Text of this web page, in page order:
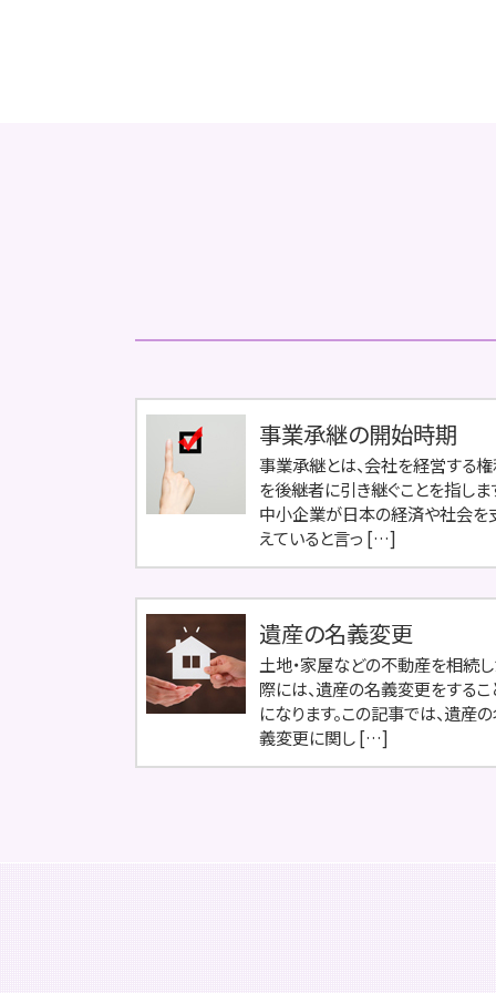
事業承継の開始時期
事業承継とは、会社を経営する
を後継者に引き継ぐことを指しま
中小企業が日本の経済や社会を
えていると言っ […]
遺産の名義変更
土地・家屋などの不動産を相続
際には、遺産の名義変更をするこ
になります。この記事では、遺産
義変更に関し […]